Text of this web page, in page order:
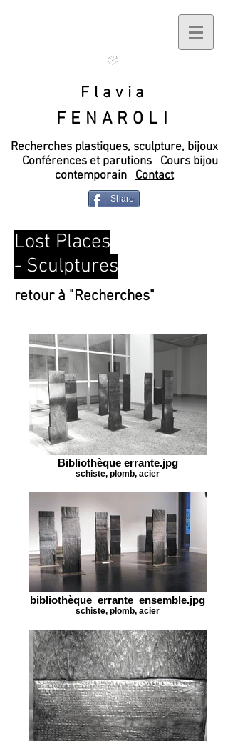
Flavia
FENAROLI
Recherches plastiques, sculpture, bijoux
Conférences et parutions
Cours bijou
contemporain Contact
Share
Lost Places
- Sculptures
retour à "Recherches"
Bibliothèque errante.jpg
schiste, plomb, acier
bibliothèque_errante_ensemble.jpg
schiste, plomb, acier